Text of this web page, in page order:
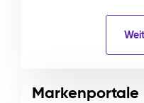
Markenportale